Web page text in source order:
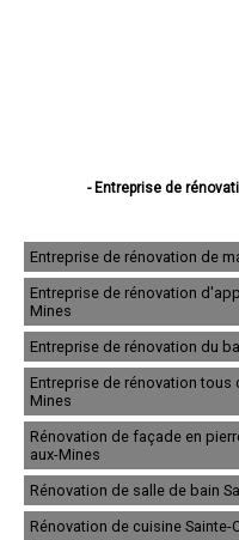
- Entreprise de
- Entreprise de
- Entreprise de
- Entreprise de
- Entreprise de
- Entreprise de
- Entreprise de
- Entreprise de
- Entreprise de
- Entreprise de
- Entreprise de rénovation
- Entreprise de
- Entreprise de
Entreprise de rénovation de
Entreprise de rénovation
Mines
Entreprise de rénovation du
Entreprise de rénovation tous
Mines
Rénovation de façade en
aux-Mines
Rénovation de salle de bain
Rénovation de cuisine Sainte-